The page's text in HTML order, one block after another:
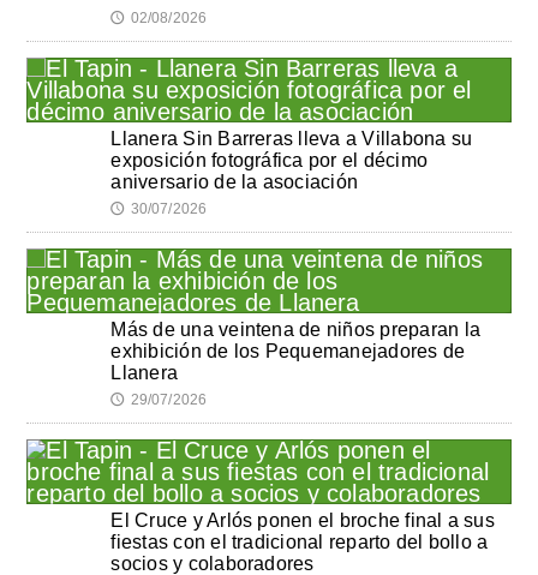
🕔 02/08/2026
Llanera Sin Barreras lleva a Villabona su
exposición fotográfica por el décimo
aniversario de la asociación
🕔 30/07/2026
Más de una veintena de niños preparan la
exhibición de los Pequemanejadores de
Llanera
🕔 29/07/2026
El Cruce y Arlós ponen el broche final a sus
fiestas con el tradicional reparto del bollo a
socios y colaboradores